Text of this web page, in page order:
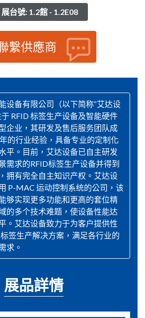
展台號: 1.2館 - 1.2E08
繫供應商
设备有限公司（以下简称“艾达设
RFID 标签生产设备及智能硬件
企业，其研发及售后服务团队成
的行业经验，具备专业的定制化
平。目前，艾达设备已自主研发
需求的RFID标签生产设备并得到
拥有完全自主知识产权。艾达设
P-MAC 运动控制系统的公司，该
够实现更多功能和更高的套位精
的多个技术难题，使设备性能达
。艾达设备致力于为客户提供性
签生产解决方案，满足各行业的
求。
展品詳情